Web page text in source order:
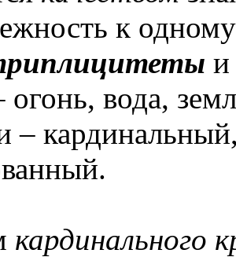
к
огонь, вода,
–
кардинального